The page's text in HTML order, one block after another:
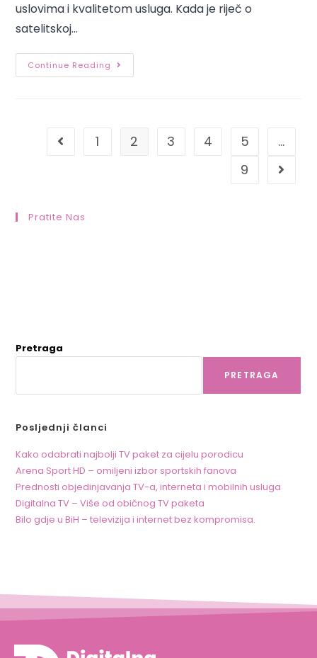
uslovima i kvalitetom usluga. Kada je riječ o
satelitskoj…
Continue Reading
1 2 3 4 5
…
9
Pratite Nas
Pretraga
PRETRAGA
Posljednji članci
Kako odabrati najbolji TV paket za cijelu porodicu
Arena Sport HD – omiljeni izbor sportskih fanova
Prednosti objedinjavanja TV-a, interneta i mobilnih usluga
Digitalna TV – Više od običnog TV paketa
Bilo gdje u BiH – televizija i internet bez kompromisa.